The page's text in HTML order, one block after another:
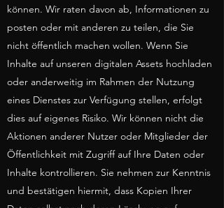
können. Wir raten davon ab, Informationen zu
posten oder mit anderen zu teilen, die Sie
nicht öffentlich machen wollen. Wenn Sie
Inhalte auf unseren digitalen Assets hochladen
oder anderweitig im Rahmen der Nutzung
eines Dienstes zur Verfügung stellen, erfolgt
dies auf eigenes Risiko. Wir können nicht die
Aktionen anderer Nutzer oder Mitglieder der
Öffentlichkeit mit Zugriff auf Ihre Daten oder
Inhalte kontrollieren. Sie nehmen zur Kenntnis
und bestätigen hiermit, dass Kopien Ihrer